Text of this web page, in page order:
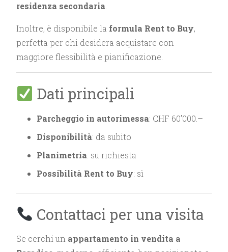
residenza secondaria.
Inoltre, è disponibile la formula Rent to Buy,
perfetta per chi desidera acquistare con
maggiore flessibilità e pianificazione.
Dati principali
Parcheggio in autorimessa: CHF 60’000.–
Disponibilità: da subito
Planimetria: su richiesta
Possibilità Rent to Buy: sì
Contattaci per una visita
Se cerchi un appartamento in vendita a